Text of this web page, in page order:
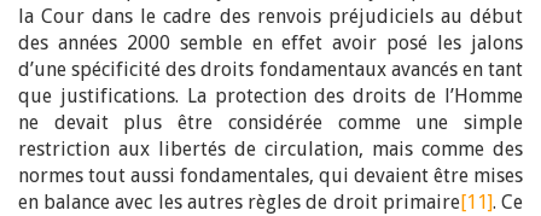
la Cour dans le cadre des renvois préjudiciels au début
des années 2000 semble en effet avoir posé les jalons
d’une spécificité des droits fondamentaux avancés en tant
que justifications. La protection des droits de l’Homme
ne devait plus être considérée comme une simple
restriction aux libertés de circulation, mais comme des
normes tout aussi fondamentales, qui devaient être mises
en balance avec les autres règles de droit primaire[11]. Ce